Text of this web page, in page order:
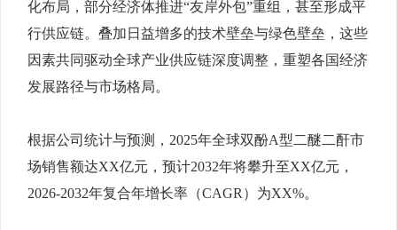
化布局，部分经济体推进“友岸外包”重组，甚至形成平
行供应链。叠加日益增多的技术壁垒与绿色壁垒，这些
因素共同驱动全球产业供应链深度调整，重塑各国经济
发展路径与市场格局。
根据公司统计与预测，2025年全球双酚A型二醚二酐市
场销售额达XX亿元，预计2032年将攀升至XX亿元，
2026-2032年复合年增长率（CAGR）为XX%。